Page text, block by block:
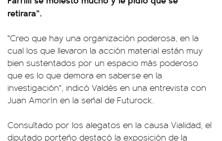
retirara”.
"Creo que hay una organización poderosa, en la
cual los que llevaron la acción material están muy
bien sustentados por un espacio más poderoso
que es lo que demora en saberse en la
investigación", indicó Valdés en una entrevista con
Juan Amorín en la señal de Futurock.
Consultado por los alegatos en la causa Vialidad, el
diputado porteño destacó la exposición de la